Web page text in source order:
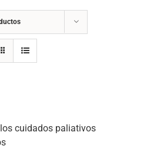
cuidados paliativos